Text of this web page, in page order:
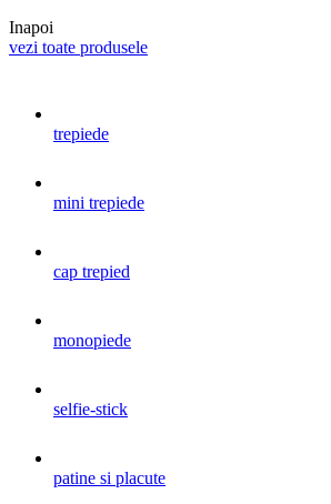
Inapoi
vezi toate produsele
trepiede
mini trepiede
cap trepied
monopiede
selfie-stick
patine si placute